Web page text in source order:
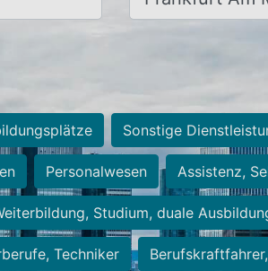
Sonstige
Personalwesen Assistenz,
Studium, duale
Techniker